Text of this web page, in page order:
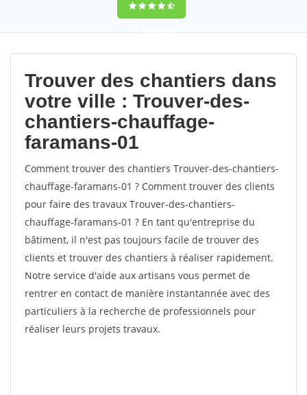
9,5(100%)96
votes
Trouver des chantiers dans
votre ville : Trouver-des-
chantiers-chauffage-
faramans-01
Comment trouver des chantiers Trouver-des-chantiers-
chauffage-faramans-01 ? Comment trouver des clients
pour faire des travaux Trouver-des-chantiers-
chauffage-faramans-01 ? En tant qu'entreprise du
bâtiment, il n'est pas toujours facile de trouver des
clients et trouver des chantiers à réaliser rapidement.
Notre service d'aide aux artisans vous permet de
rentrer en contact de manière instantannée avec des
particuliers à la recherche de professionnels pour
réaliser leurs projets travaux.